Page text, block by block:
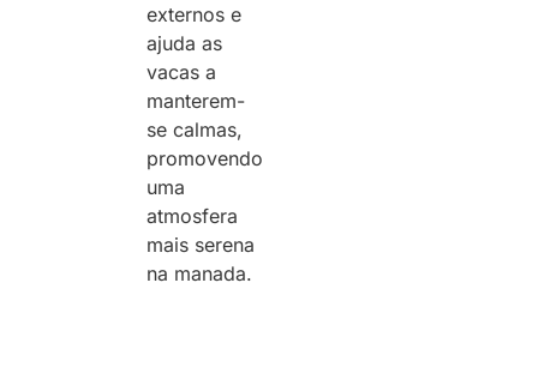
externos e
ajuda as
vacas a
manterem-
se calmas,
promovendo
uma
atmosfera
mais serena
na manada.